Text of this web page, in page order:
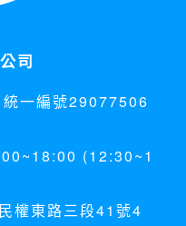
您的姓名、電話、住址、
話、住址、身份證字
網站即取得您的資料。
或查詢時，伺服器自行產
的 IP 位址、使用時間、使
。本網站會對個別連線者
器在本網站內部所瀏覽的
否則本網站不會也無法
本網站網刊登廣告之廠
司
一編號29077506
(12:30~1
權東路三段41號4